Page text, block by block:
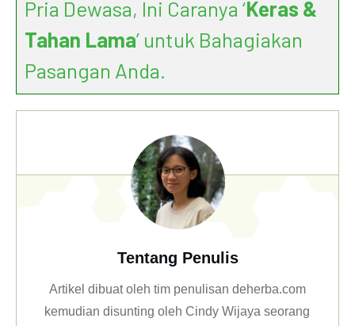
Pria Dewasa, Ini Caranya ‘Keras &
Tahan Lama’ untuk Bahagiakan
Pasangan Anda.
Tentang Penulis
Artikel dibuat oleh tim penulisan deherba.com
kemudian disunting oleh Cindy Wijaya seorang